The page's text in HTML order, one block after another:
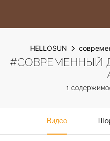
HELLOSUN
#СОВРЕМЕННЫЙ
1
Видео